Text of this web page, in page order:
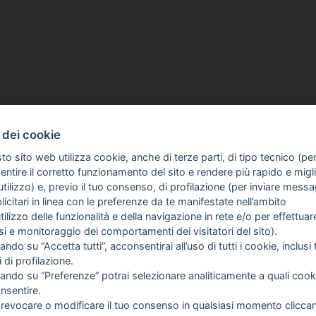
ed aventi la seguente natura: dispositivi medici e dispositivi medico – diagnostici in
e quant’altro) non hanno carattere né natura di pubblicità. Tutti i contenuti
in fase di preacquisto i prodotti venduti da RAM Apparecchi Medicali srl attraverso
SULL'AZIENDA
SIAMO
GUIDA AGLI ACQUISTI
PROCEDURA DI ACQUISTO
DIRITTO DI RECESSO
GESTIONE RESI
dei cookie
sito web utilizza cookie, anche di terze parti, di tipo tecnico (per
il corretto funzionamento del sito e rendere più rapido e
e, previo il tuo consenso, di profilazione (per inviare
in linea con le preferenze da te manifestate nell’ambito
delle funzionalità e della navigazione in rete e/o per
e monitoraggio dei comportamenti dei visitatori del sito).
su “Accetta tutti”, acconsentirai all’uso di tutti i cookie, inclusi
di profilazione.
su “Preferenze” potrai selezionare analiticamente a quali
revocare o modificare il tuo consenso in qualsiasi momento